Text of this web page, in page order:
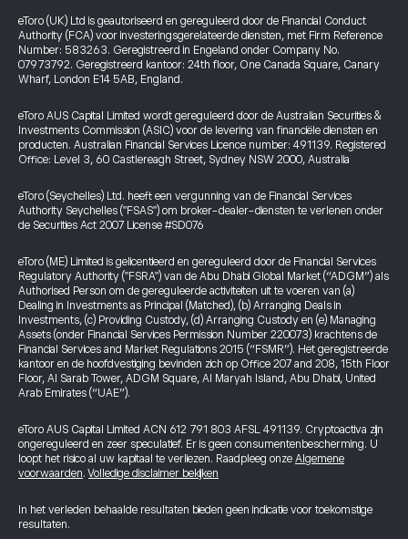
eToro (UK) Ltd is geautoriseerd en gereguleerd door de Financial Conduct
Authority (FCA) voor investeringsgerelateerde diensten, met Firm Reference
Number: 583263. Geregistreerd in Engeland onder Company No.
07973792. Geregistreerd kantoor: 24th floor, One Canada Square, Canary
Wharf, London E14 5AB, England.
eToro AUS Capital Limited wordt gereguleerd door de Australian Securities &
Investments Commission (ASIC) voor de levering van financiële diensten en
producten. Australian Financial Services Licence number: 491139. Registered
Office: Level 3, 60 Castlereagh Street, Sydney NSW 2000, Australia
eToro (Seychelles) Ltd. heeft een vergunning van de Financial Services
Authority Seychelles ("FSAS") om broker-dealer-diensten te verlenen onder
de Securities Act 2007 License #SD076
eToro (ME) Limited is gelicentieerd en gereguleerd door de Financial Services
Regulatory Authority ("FSRA") van de Abu Dhabi Global Market (“ADGM”) als
Authorised Person om de gereguleerde activiteiten uit te voeren van (a)
Dealing in Investments as Principal (Matched), (b) Arranging Deals in
Investments, (c) Providing Custody, (d) Arranging Custody en (e) Managing
Assets (onder Financial Services Permission Number 220073) krachtens de
Financial Services and Market Regulations 2015 (“FSMR”). Het geregistreerde
kantoor en de hoofdvestiging bevinden zich op Office 207 and 208, 15th Floor
Floor, Al Sarab Tower, ADGM Square, Al Maryah Island, Abu Dhabi, United
Arab Emirates (“UAE”).
eToro AUS Capital Limited ACN 612 791 803 AFSL 491139. Cryptoactiva zijn
ongereguleerd en zeer speculatief. Er is geen consumentenbescherming. U
loopt het risico al uw kapitaal te verliezen. Raadpleeg onze Algemene
voorwaarden.Volledige disclaimer bekijken
In het verleden behaalde resultaten bieden geen indicatie voor toekomstige
resultaten.